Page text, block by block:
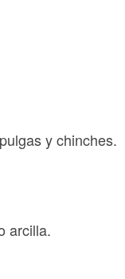
y chinches.
arcilla.